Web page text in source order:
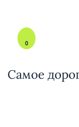
0
Самое